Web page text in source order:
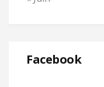
Facebook